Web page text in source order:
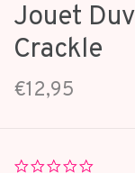
Jouet
Crackle
€12,95